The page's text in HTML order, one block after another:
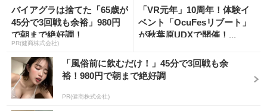
バイアグラは捨てた「65歳が
45分で3回戦も余裕」980円
で朝まで絶好調！
PR(健商株式会社)
「VR元年」10周年！体験イ
ベント「OcuFesリブート」
が秋葉原UDXで開催！...
「風俗前に飲むだけ！」45分で3回戦も余
裕！980円で朝まで絶好調
PR(健商株式会社)